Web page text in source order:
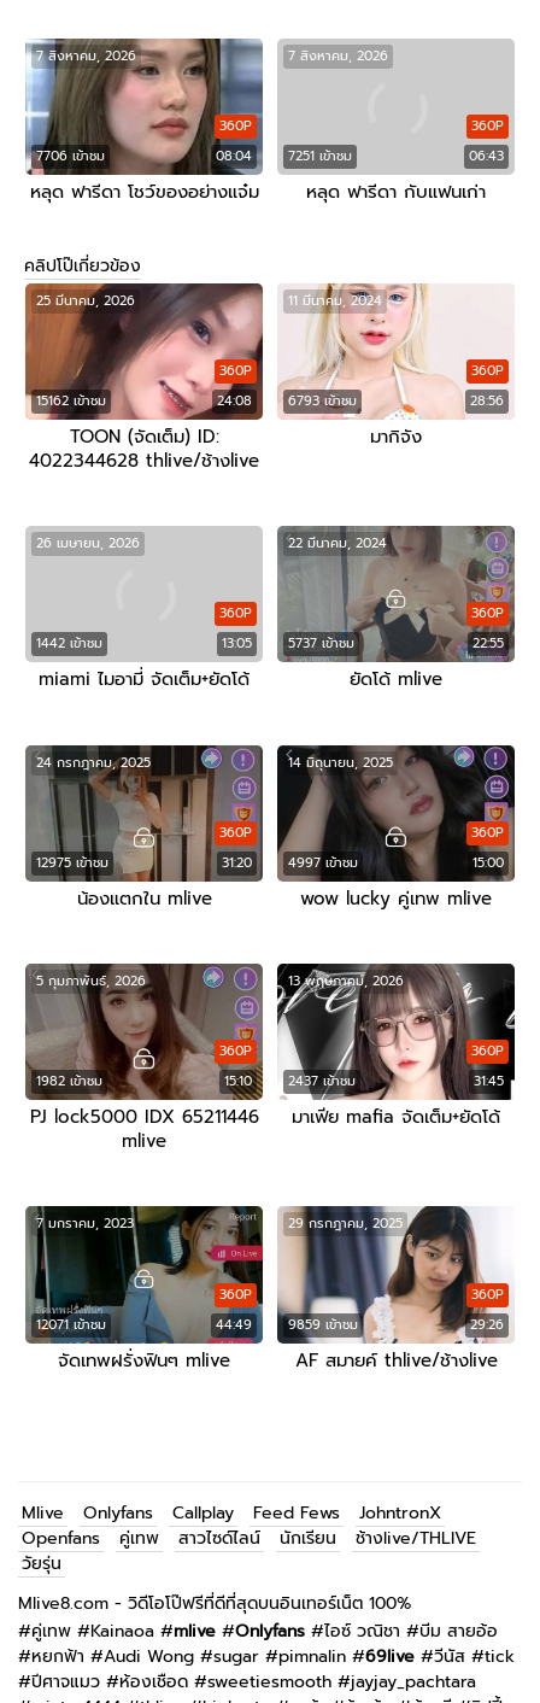
7706 เข้าชม 08:04
360P
7 สิงหาคม, 2026
หลุด ฟารีดา โชว์ของอย่างแจ๋ม
7251 เข้าชม 06:43
360P
7 สิงหาคม, 2026
หลุด ฟารีดา กับแฟนเก่า
คลิปโป๊เกี่ยวข้อง
15162 เข้าชม 24:08
360P
25 มีนาคม, 2026
TOON (จัดเต็ม) ID:
4022344628 thlive/ช้างlive
6793 เข้าชม 28:56
360P
11 มีนาคม, 2024
มากิจัง
1442 เข้าชม 13:05
360P
26 เมษายน, 2026
miami ไมอามี่ จัดเต็ม+ยัดโด้
5737 เข้าชม 22:55
360P
22 มีนาคม, 2024
ยัดโด้ mlive
12975 เข้าชม 31:20
360P
24 กรกฎาคม, 2025
น้องแตกใน mlive
4997 เข้าชม 15:00
360P
14 มิถุนายน, 2025
wow lucky คู่เทพ mlive
1982 เข้าชม 15:10
360P
5 กุมภาพันธ์, 2026
PJ lock5000 IDX 65211446
mlive
2437 เข้าชม 31:45
360P
13 พฤษภาคม, 2026
มาเฟีย mafia จัดเต็ม+ยัดโด้
12071 เข้าชม 44:49
360P
7 มกราคม, 2023
จัดเทพฝรั่งฟินๆ mlive
9859 เข้าชม 29:26
360P
29 กรกฎาคม, 2025
AF สมายค์ thlive/ช้างlive
Mlive Onlyfans Callplay Feed Fews
JohntronX
Openfans
คู่เทพ สาวไซด์ไลน์ นักเรียน
ช้างlive/THLIVE
วัยรุ่น
Mlive8.com - วิดีโอโป๊ฟรีที่ดีที่สุดบนอินเทอร์เน็ต 100%
#คู่เทพ #Kainaoa #mlive #Onlyfans #ไอซ์ วณิชา #บีม สายอ้อ
#หยกฟ้า #Audi Wong #sugar #pimnalin #69live #วีนัส #tick
#ปีศาจแมว #ห้องเชือด #sweetiesmooth #jayjay_pachtara